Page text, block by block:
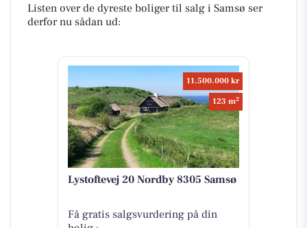
Listen over de dyreste boliger til salg i Samsø ser
derfor nu sådan ud:
11.500.000 kr
123 m2
Lystoftevej 20 Nordby 8305 Samsø
Få gratis salgsvurdering på din